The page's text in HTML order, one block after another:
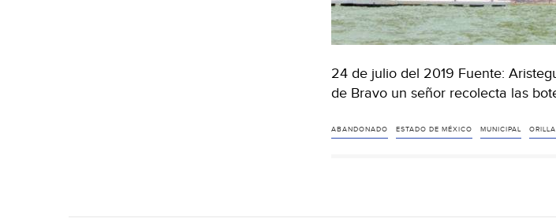
24 de julio del 2019 Fuente:
de Bravo un señor recolecta las
ABANDONADO ESTADO DE MÉXICO MUNICIPAL